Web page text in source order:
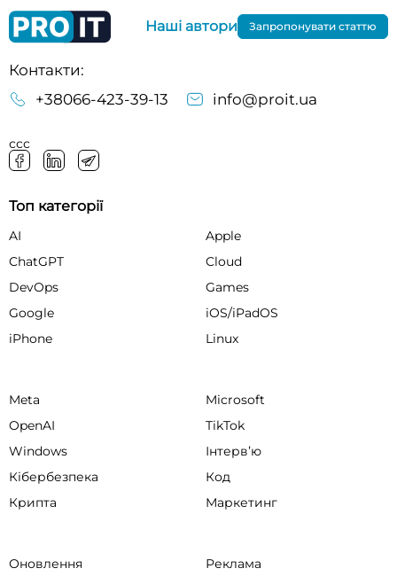
Контакти:
+38066-423-39-13
info@proit.ua
ссс
Наші автори Запропонувати статтю
Топ категорії
AI
Apple
ChatGPT
Cloud
DevOps
Games
Google
iOS/iPadOS
iPhone
Linux
Meta
Microsoft
OpenAI
TikTok
Windows
Інтервʼю
Кібербезпека
Код
Крипта
Маркетинг
Оновлення
Реклама